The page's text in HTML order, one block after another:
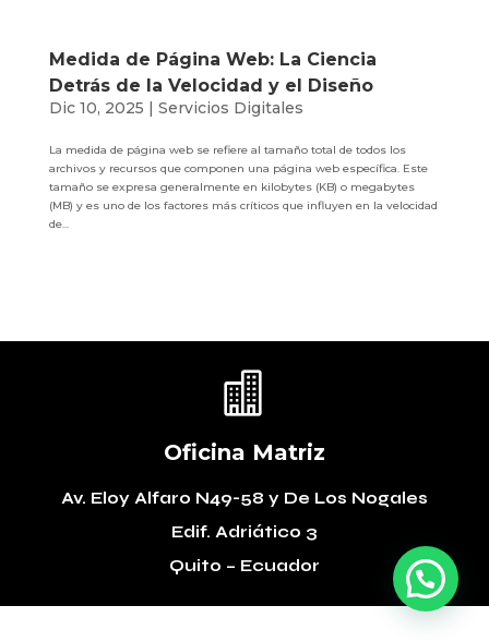
Medida de Página Web: La Ciencia
Detrás de la Velocidad y el Diseño
Dic 10, 2025 | Servicios Digitales
La medida de página web se refiere al tamaño total de todos los
archivos y recursos que componen una página web específica. Este
tamaño se expresa generalmente en kilobytes (KB) o megabytes
(MB) y es uno de los factores más críticos que influyen en la velocidad
de...

Oficina Matriz
Av. Eloy Alfaro N49-58 y De Los Nogales
Edif. Adriático 3
Quito – Ecuador